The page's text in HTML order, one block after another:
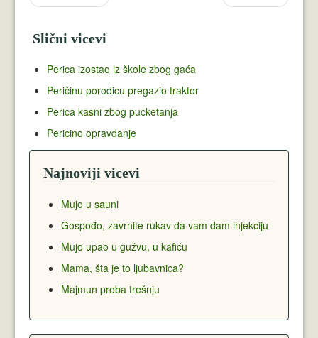
Slični vicevi
Perica izostao iz škole zbog gaća
Peričinu porodicu pregazio traktor
Perica kasni zbog pucketanja
Pericino opravdanje
Najnoviji vicevi
Mujo u sauni
Gospođo, zavrnite rukav da vam dam injekciju
Mujo upao u gužvu, u kafiću
Mama, šta je to ljubavnica?
Majmun proba trešnju